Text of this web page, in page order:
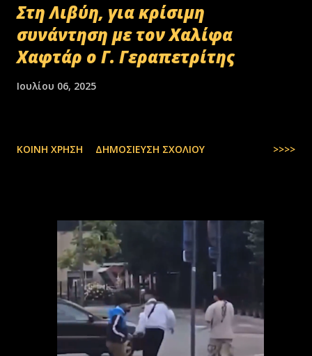
Στη Λιβύη, για κρίσιμη
συνάντηση με τον Χαλίφα
Χαφτάρ ο Γ. Γεραπετρίτης
Ιουλίου 06, 2025
ΚΟΙΝΉ ΧΡΉΣΗ ΔΗΜΟΣΊΕΥΣΗ ΣΧΟΛΊΟΥ >>>>